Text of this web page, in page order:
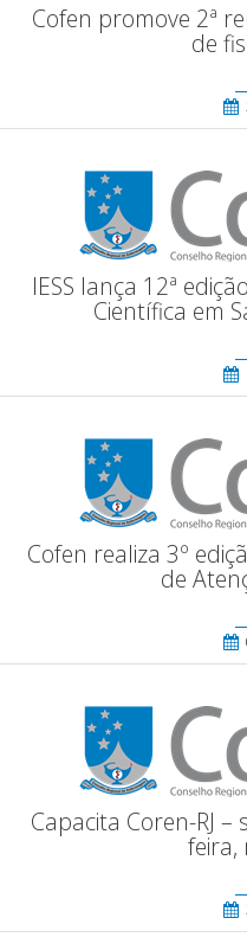
Cofen promove 2ª
de
IESS lança 12ª
Científica em
Cofen realiza 3º
de
Capacita Coren-RJ
feira,